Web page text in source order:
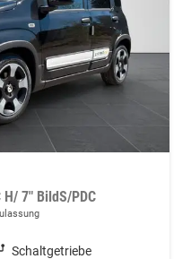
7" BildS/PDC
Getriebe Schaltgetriebe